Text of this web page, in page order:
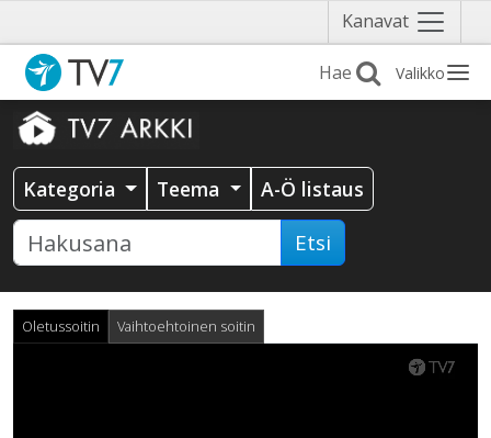
Kanavat Näytä
valikko
Valikko
Kategoria Teema A-Ö listaus
Etsi
Oletussoitin Vaihtoehtoinen soitin